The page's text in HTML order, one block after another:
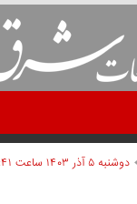
دوشنبه ۵ آذر ۱۴۰۳ ساعت ۰۸:۴۱